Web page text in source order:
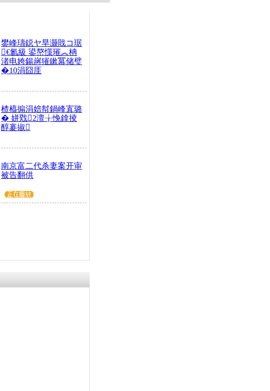
鐢峰瓙鐚ヤ旱灏戝コ琚
€氱級 鍙嶅憡璀︽柟
渚电姱鍚嶈獕鏉冪储璧
�10涓囧厓
楂橀搧涓婄幇鍋峰寘璐
� 姘戣2澶╁悗鎿掕
醇褰掓
南京富二代杀妻案开审
被告翻供